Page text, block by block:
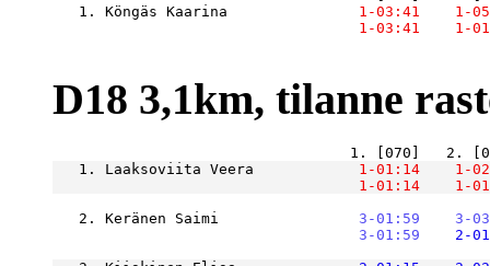
   1. Köngäs Kaarina
    1-03:41
1-
    1-03:41
1-
D18 3,1km, tilanne
   1. Laaksoviita Veera
    1-01:14
1-
    1-01:14
1-
   2. Keränen Saimi
    3-01:59
3-
    3-01:59
2-